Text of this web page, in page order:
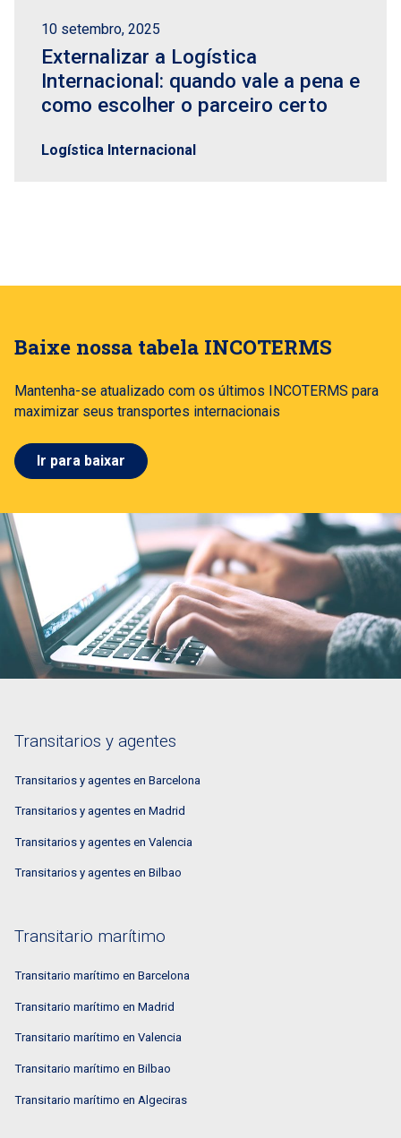
10 setembro, 2025
Externalizar a Logística
Internacional: quando vale a pena e
como escolher o parceiro certo
Logística Internacional
Baixe nossa tabela INCOTERMS
Mantenha-se atualizado com os últimos INCOTERMS para
maximizar seus transportes internacionais
Ir para baixar
Transitarios y agentes
Transitarios y agentes en Barcelona
Transitarios y agentes en Madrid
Transitarios y agentes en Valencia
Transitarios y agentes en Bilbao
Transitario marítimo
Transitario marítimo en Barcelona
Transitario marítimo en Madrid
Transitario marítimo en Valencia
Transitario marítimo en Bilbao
Transitario marítimo en Algeciras